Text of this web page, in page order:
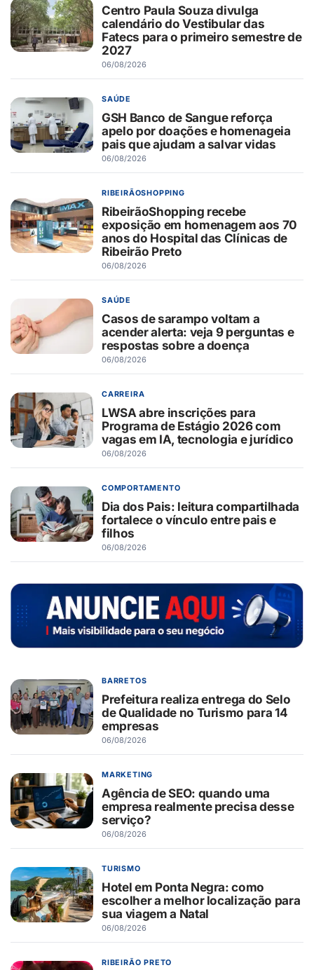
Centro Paula Souza divulga
calendário do Vestibular das
Fatecs para o primeiro semestre de
2027
06/08/2026
SAÚDE
GSH Banco de Sangue reforça
apelo por doações e homenageia
pais que ajudam a salvar vidas
06/08/2026
RIBEIRÃOSHOPPING
RibeirãoShopping recebe
exposição em homenagem aos 70
anos do Hospital das Clínicas de
Ribeirão Preto
06/08/2026
SAÚDE
Casos de sarampo voltam a
acender alerta: veja 9 perguntas e
respostas sobre a doença
06/08/2026
CARREIRA
LWSA abre inscrições para
Programa de Estágio 2026 com
vagas em IA, tecnologia e jurídico
06/08/2026
COMPORTAMENTO
Dia dos Pais: leitura compartilhada
fortalece o vínculo entre pais e
filhos
06/08/2026
BARRETOS
Prefeitura realiza entrega do Selo
de Qualidade no Turismo para 14
empresas
06/08/2026
MARKETING
Agência de SEO: quando uma
empresa realmente precisa desse
serviço?
06/08/2026
TURISMO
Hotel em Ponta Negra: como
escolher a melhor localização para
sua viagem a Natal
06/08/2026
RIBEIRÃO PRETO